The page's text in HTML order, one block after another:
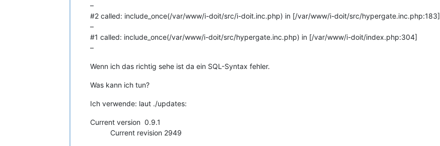
–
#2 called: include_once(/var/www/i-doit/src/i-doit.inc.php) in [/var/www/i-doit/src/hypergate.inc.php:183]
–
#1 called: include_once(/var/www/i-doit/src/hypergate.inc.php) in [/var/www/i-doit/index.php:304]
–
Wenn ich das richtig sehe ist da ein SQL-Syntax fehler.
Was kann ich tun?
Ich verwende: laut ./updates:
Current version 0.9.1
Current revision 2949